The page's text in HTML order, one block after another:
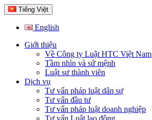
Tiếng Việt
English
Giới thiệu
Về Công ty Luật HTC Việt Nam
Tầm nhìn và sứ mệnh
Luật sư thành viên
Dịch vụ
Tư vấn pháp luật dân sự
Tư vấn đầu tư
Tư vấn pháp luật doanh nghiệp
Tư vấn Luật lao động